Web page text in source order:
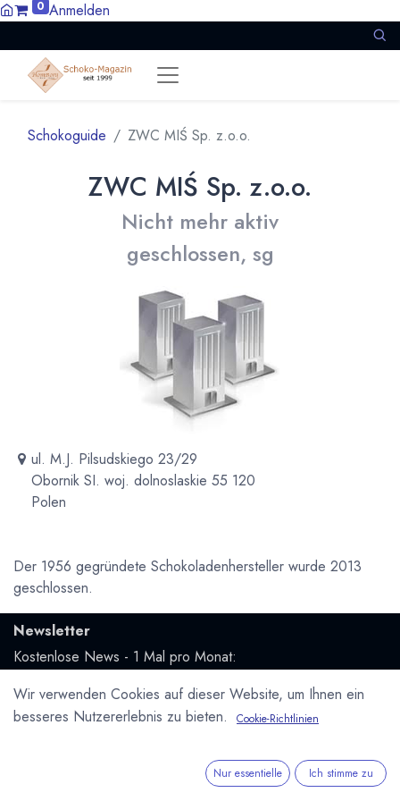
0 Anmelden
Schokoguide ZWC MIŚ Sp. z.o.o.
ZWC MIŚ Sp. z.o.o.
Nicht mehr aktiv
geschlossen, sg
ul. M.J. Pilsudskiego 23/29
Obornik SI. woj. dolnoslaskie 55 120
Polen
Der 1956 gegründete Schokoladenhersteller wurde 2013
geschlossen.
Newsletter
Kostenlose News - 1 Mal pro Monat:
Abonnieren
Datenschutzerklärung&
Wir verwenden Cookies auf dieser Website, um Ihnen ein
besseres Nutzererlebnis zu bieten.
Cookie-Richtlinien
Nur essentielle Ich stimme zu